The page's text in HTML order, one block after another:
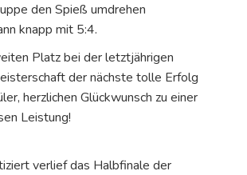
den Spieß umdrehen
knapp mit 5:4.
Platz bei der letztjährigen
der nächste tolle Erfolg
herzlichen Glückwunsch zu einer
Leistung!
verlief das Halbfinale der